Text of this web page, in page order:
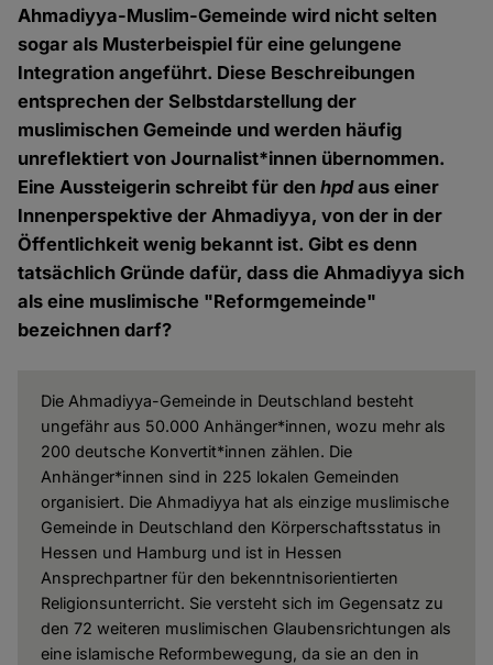
Ahmadiyya-Muslim-Gemeinde wird nicht selten
sogar als Musterbeispiel für eine gelungene
Integration angeführt. Diese Beschreibungen
entsprechen der Selbstdarstellung der
muslimischen Gemeinde und werden häufig
unreflektiert von Journalist*innen übernommen.
Eine Aussteigerin schreibt für denhpdaus einer
Innenperspektive der Ahmadiyya, von der in der
Öffentlichkeit wenig bekannt ist. Gibt es denn
tatsächlich Gründe dafür, dass die Ahmadiyya sich
als eine muslimische "Reformgemeinde"
bezeichnen darf?
Die Ahmadiyya-Gemeinde in Deutschland besteht
ungefähr aus 50.000 Anhänger*innen, wozu mehr als
200 deutsche Konvertit*innen zählen. Die
Anhänger*innen sind in 225 lokalen Gemeinden
organisiert. Die Ahmadiyya hat als einzige muslimische
Gemeinde in Deutschland den Körperschaftsstatus in
Hessen und Hamburg und ist in Hessen
Ansprechpartner für den bekenntnisorientierten
Religionsunterricht. Sie versteht sich im Gegensatz zu
den 72 weiteren muslimischen Glaubensrichtungen als
eine islamische Reformbewegung, da sie an den in